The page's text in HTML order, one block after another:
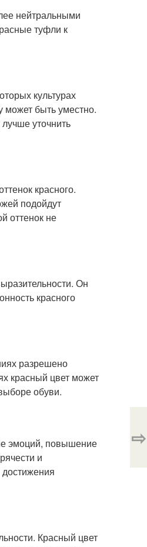
нейтральными
туфли к
культурах
может быть уместно.
уточнить
красного.
подойдут
оттенок не
Он
красного
разрешено
красный цвет может
обуви.
эмоций, повышение
и
Красный цвет
⇨